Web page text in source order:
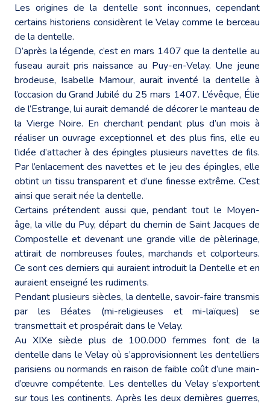
Les origines de la dentelle sont inconnues, cependant
certains historiens considèrent le Velay comme le berceau
de la dentelle.
D’après la légende, c’est en mars 1407 que la dentelle au
fuseau aurait pris naissance au Puy-en-Velay. Une jeune
brodeuse, Isabelle Mamour, aurait inventé la dentelle à
l’occasion du Grand Jubilé du 25 mars 1407. L’évêque, Élie
de l’Estrange, lui aurait demandé de décorer le manteau de
la Vierge Noire. En cherchant pendant plus d’un mois à
réaliser un ouvrage exceptionnel et des plus fins, elle eu
l’idée d’attacher à des épingles plusieurs navettes de fils.
Par l’enlacement des navettes et le jeu des épingles, elle
obtint un tissu transparent et d’une finesse extrême. C’est
ainsi que serait née la dentelle.
Certains prétendent aussi que, pendant tout le Moyen-
âge, la ville du Puy, départ du chemin de Saint Jacques de
Compostelle et devenant une grande ville de pèlerinage,
attirait de nombreuses foules, marchands et colporteurs.
Ce sont ces derniers qui auraient introduit la Dentelle et en
auraient enseigné les rudiments.
Pendant plusieurs siècles, la dentelle, savoir-faire transmis
par les Béates (mi-religieuses et mi-laïques) se
transmettait et prospérait dans le Velay.
Au XIXe siècle plus de 100.000 femmes font de la
dentelle dans le Velay où s’approvisionnent les dentelliers
parisiens ou normands en raison de faible coût d’une main-
d’œuvre compétente. Les dentelles du Velay s’exportent
sur tous les continents. Après les deux dernières guerres,